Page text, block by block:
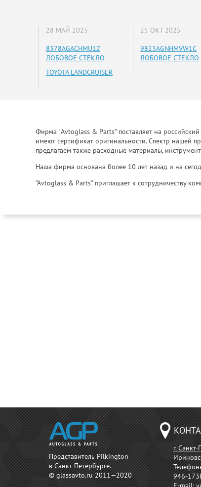
28 МАЙ 2025
8378AGACHMU1Z
ЛОБОВОЕ СТЕКЛО
TOYOTA LANDCRUISER
25 ОКТ 2025
9823AGNHMVW1C
ЛОБОВОЕ СТЕКЛО
Фирма "Avtoglass & Parts" поставляет на
имеют сертификат оригинальности. Спектр нашей
предлагаем также расходные материалы,
Наша фирма основана более 10 лет назад и на
"Avtoglass & Parts" приглашает к сотрудничеству
Представитель Pilkington
в Санкт-Петербурге.
© glassavto.ru 2011—2020
г.
946-